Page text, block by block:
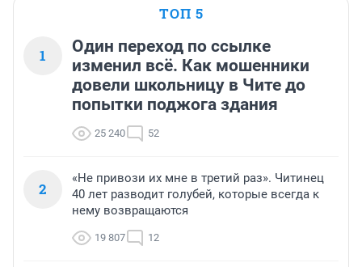
ТОП 5
1
Один переход по ссылке
изменил всё. Как мошенники
довели школьницу в Чите до
попытки поджога здания
25 240 52
2
«Не привози их мне в третий раз». Читинец
40 лет разводит голубей, которые всегда к
нему возвращаются
19 807 12